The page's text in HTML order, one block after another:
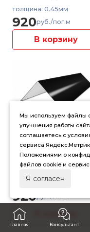
толщина: 0.45мм
920руб./пог.м
В корзину
Конек 300x300
RAL 9005м
(Черный
(0.45)
толщина: 0.45мм
920
В корзину
Главная Консультант
Мы используем файлы
улучшения работы
соглашаетесь с
сервиса
Положениями о
файлов cookie и
Я согласен